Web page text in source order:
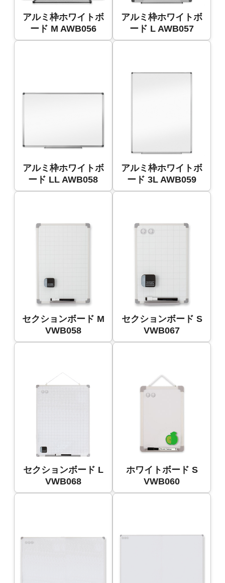
アルミ枠ホワイトボ
ード M AWB056
アルミ枠ホワイトボ
ード L AWB057
アルミ枠ホワイトボ
ード LL AWB058
アルミ枠ホワイトボ
ード 3L AWB059
セクションボード M
VWB058
セクションボード S
VWB067
セクションボード L
VWB068
ホワイトボード S
VWB060